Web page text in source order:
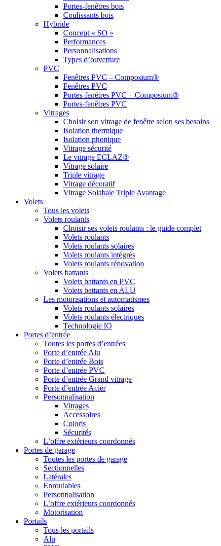
Portes-fenêtres bois
Coulissants bois
Hybride
Concept « SO »
Performances
Personnalisations
Types d’ouverture
PVC
Fenêtres PVC – Composium®
Fenêtres PVC
Portes-fenêtres PVC – Composium®
Portes-fenêtres PVC
Vitrages
Choisir son vitrage de fenêtre selon ses besoins
Isolation thermique
Isolation phonique
Vitrage sécurité
Le vitrage ECLAZ®
Vitrage solaire
Triple vitrage
Vitrage décoratif
Vitrage Solabaie Triple Avantage
Volets
Tous les volets
Volets roulants
Choisir ses volets roulants : le guide complet
Volets roulants
Volets roulants solaires
Volets roulants intégrés
Volets roulants rénovation
Volets battants
Volets battants en PVC
Volets battants en ALU
Les motorisations et automatismes
Volets roulants solaires
Volets roulants électriques
Technologie IO
Portes d’entrée
Toutes les portes d’entrées
Porte d’entrée Alu
Porte d’entrée Bois
Porte d’entrée PVC
Porte d’entrée Grand vitrage
Porte d’entrée Acier
Personnalisation
Vitrages
Accessoires
Coloris
Sécurités
L’offre extérieurs coordonnés
Portes de garage
Toutes les portes de garage
Sectionnelles
Latérales
Enroulables
Personnalisation
L’offre extérieurs coordonnés
Motorisation
Portails
Tous les portails
Alu